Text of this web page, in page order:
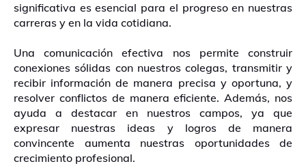
significativa es esencial para el progreso en nuestras
carreras y en la vida cotidiana.
Una comunicación efectiva nos permite construir
conexiones sólidas con nuestros colegas, transmitir y
recibir información de manera precisa y oportuna, y
resolver conflictos de manera eficiente. Además, nos
ayuda a destacar en nuestros campos, ya que
expresar nuestras ideas y logros de manera
convincente aumenta nuestras oportunidades de
crecimiento profesional.